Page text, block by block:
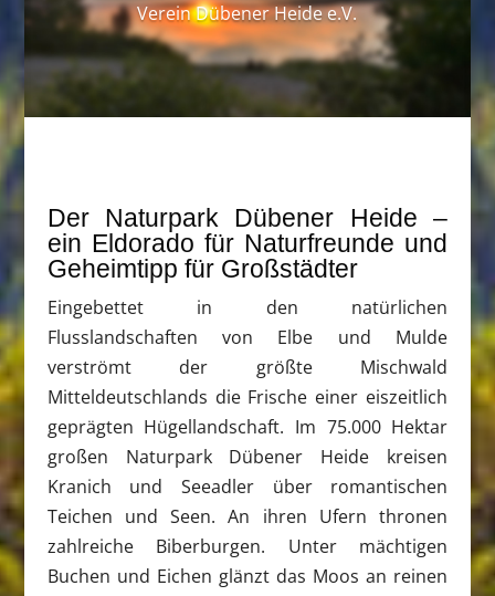
Verein Dübener Heide e.V.
Der Naturpark Dübener Heide –
ein Eldorado für Naturfreunde und
Geheimtipp für Großstädter
Eingebettet in den natürlichen
Flusslandschaften von Elbe und Mulde
verströmt der größte Mischwald
Mitteldeutschlands die Frische einer eiszeitlich
geprägten Hügellandschaft. Im 75.000 Hektar
großen Naturpark Dübener Heide kreisen
Kranich und Seeadler über romantischen
Teichen und Seen. An ihren Ufern thronen
zahlreiche Biberburgen. Unter mächtigen
Buchen und Eichen glänzt das Moos an reinen